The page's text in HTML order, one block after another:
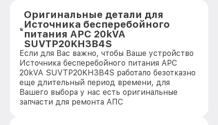
Оригинальные детали для
Источника бесперебойного
питания APC 20kVA
SUVTP20KH3B4S
Если для Вас важно, чтобы Ваше устройство
Источника бесперебойного питания APC
20kVA SUVTP20KH3B4S работало безотказно
еще длительный период времени, для
Вашего выбора у нас есть оригинальные
запчасти для ремонта АПС